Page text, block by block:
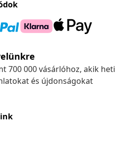
700 000 vásárlóhoz, akik heti
és újdonságokat